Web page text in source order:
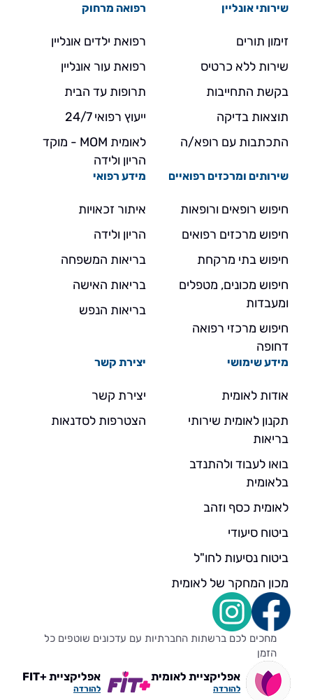
שירותי אונליין
זימון תורים
שירות ללא כרטיס
בקשת התחייבות
תוצאות בדיקה
התכתבות עם רופא/ה
רפואה מרחוק
רפואת ילדים אונליין
רפואת עור אונליין
תרופות עד הבית
ייעוץ רפואי 24/7
לאומית MOM - מוקד
הריון ולידה
שירותים ומרכזים רפואיים
חיפוש רופאים ורופאות
חיפוש מרכזים רפואים
חיפוש בתי מרקחת
חיפוש מכונים, מטפלים
ומעבדות
חיפוש מרכזי רפואה
דחופה
מידע רפואי
איתור זכאויות
הריון ולידה
בריאות המשפחה
בריאות האישה
בריאות הנפש
מידע שימושי
אודות לאומית
תקנון לאומית שירותי
בריאות
בואו לעבוד ולהתנדב
בלאומית
לאומית כסף וזהב
ביטוח סיעודי
ביטוח נסיעות לחו"ל
מכון המחקר של לאומית
יצירת קשר
יצירת קשר
הצטרפות לסדנאות
מחכים לכם ברשתות החברתיות עם עדכונים שוטפים כל
הזמן
אפליקציית לאומית
להורדה
אפליקציית +FIT
להורדה